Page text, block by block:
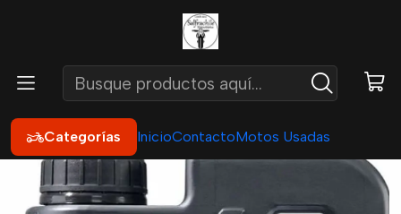
Categorías InicioContactoMotos Usadas
Catálogo por Moto Honda
Aceite Liqui moly 10w30 street 4t